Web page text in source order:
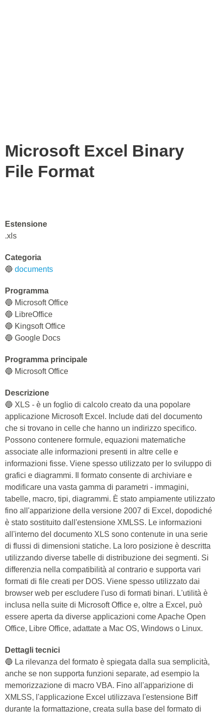
Microsoft Excel Binary
File Format
Estensione
.xls
Categoria
🔵 documents
Programma
🔵 Microsoft Office
🔵 LibreOffice
🔵 Kingsoft Office
🔵 Google Docs
Programma principale
🔵 Microsoft Office
Descrizione
🔵 XLS - è un foglio di calcolo creato da una popolare
applicazione Microsoft Excel. Include dati del documento
che si trovano in celle che hanno un indirizzo specifico.
Possono contenere formule, equazioni matematiche
associate alle informazioni presenti in altre celle e
informazioni fisse. Viene spesso utilizzato per lo sviluppo di
grafici e diagrammi. Il formato consente di archiviare e
modificare una vasta gamma di parametri - immagini,
tabelle, macro, tipi, diagrammi. È stato ampiamente utilizzato
fino all'apparizione della versione 2007 di Excel, dopodiché
è stato sostituito dall'estensione XMLSS. Le informazioni
all'interno del documento XLS sono contenute in una serie
di flussi di dimensioni statiche. La loro posizione è descritta
utilizzando diverse tabelle di distribuzione dei segmenti. Si
differenzia nella compatibilità al contrario e supporta vari
formati di file creati per DOS. Viene spesso utilizzato dai
browser web per escludere l'uso di formati binari. L'utilità è
inclusa nella suite di Microsoft Office e, oltre a Excel, può
essere aperta da diverse applicazioni come Apache Open
Office, Libre Office, adattate a Mac OS, Windows o Linux.
Dettagli tecnici
🔵 La rilevanza del formato è spiegata dalla sua semplicità,
anche se non supporta funzioni separate, ad esempio la
memorizzazione di macro VBA. Fino all'apparizione di
XMLSS, l'applicazione Excel utilizzava l'estensione Biff
durante la formattazione, creata sulla base del formato di